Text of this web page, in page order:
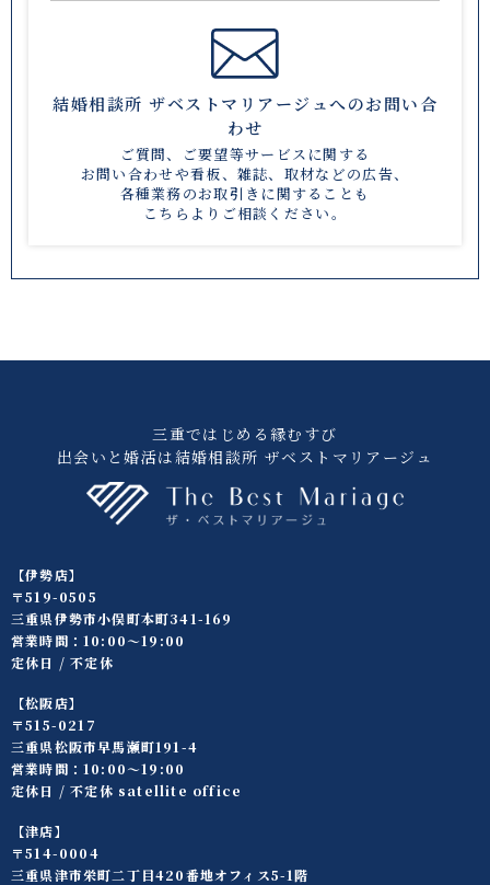
結婚相談所 ザベストマリアージュへのお問い合
わせ
ご質問、ご要望等サービスに関する
お問い合わせや看板、雑誌、取材などの広告、
各種業務のお取引きに関することも
こちら よりご相談ください。
三重ではじめる縁むすび
出会いと婚活は結婚相談所 ザベストマリアージュ
【伊勢店】
〒519-0505
三重県伊勢市小俣町本町341-169
営業時間：10:00〜19:00
定休日 / 不定休
【松阪店】
〒515-0217
三重県松阪市早馬瀬町191-4
営業時間：10:00〜19:00
定休日 / 不定休 satellite office
【津店】
〒514-0004
三重県津市栄町二丁目420番地オフィス5-1階